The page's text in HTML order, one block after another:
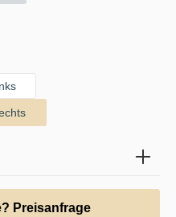
Wert ein
Preisanfrage